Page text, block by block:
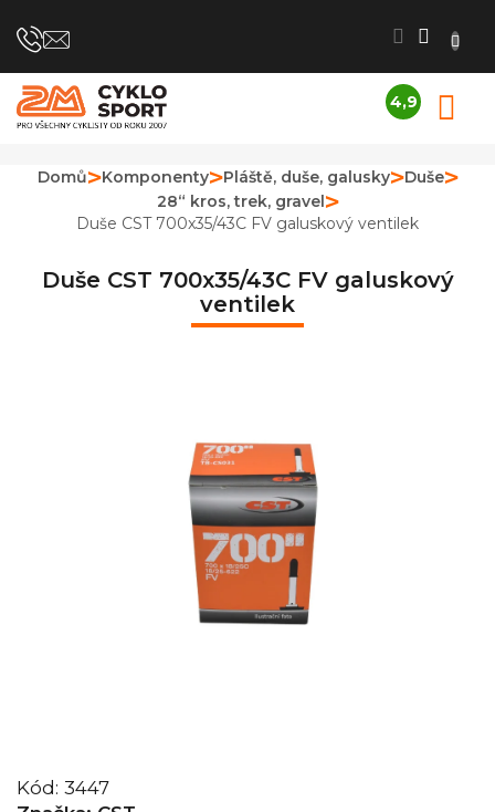
na
4,9
obchodu
je
z
Domů Komponenty Pláště, duše, galusky
Duše
28“ kros, trek, gravel
Duše CST 700x35/43C FV galuskový ventilek
Duše CST 700x35/43C FV galuskový
ventilek
Kód: 3447